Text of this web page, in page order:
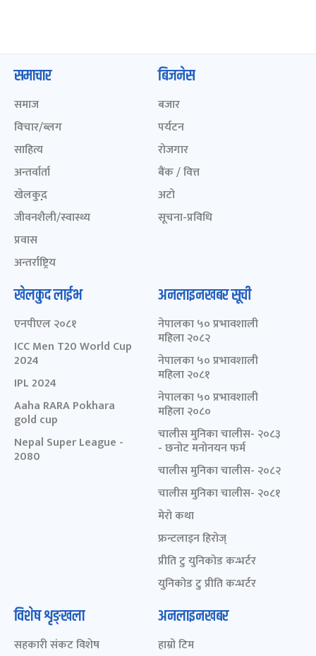
समाचार
समाज
विचार/ब्लग
साहित्य
अन्तर्वार्ता
खेलकुद़़
जीवनशैली/स्वास्थ्य
प्रवास
अन्तर्राष्ट्रिय
बिजनेस
बजार
पर्यटन
रोजगार
बैंक / वित्त
अटो
सूचना-प्रविधि
खेलकुद लाईभ
एनपीएल २०८१
ICC Men T20 World Cup
2024
IPL 2024
Aaha RARA Pokhara
gold cup
Nepal Super League -
2080
अनलाइनखबर सूची
नेपालका ५० प्रभावशाली
महिला २०८२
नेपालका ५० प्रभावशाली
महिला २०८१
नेपालका ५० प्रभावशाली
महिला २०८०
चालीस मुनिका चालीस- २०८३
- छनोट मनोनयन फर्म
चालीस मुनिका चालीस- २०८२
चालीस मुनिका चालीस- २०८१
मेरो कथा
फ्रन्टलाइन हिरोज्
प्रीति टु युनिकोड कन्भर्टर
युनिकोड टु प्रीति कन्भर्टर
विशेष शृङ्खला
सहकारी संकट विशेष
अनलाइनखबर
हाम्रो टिम